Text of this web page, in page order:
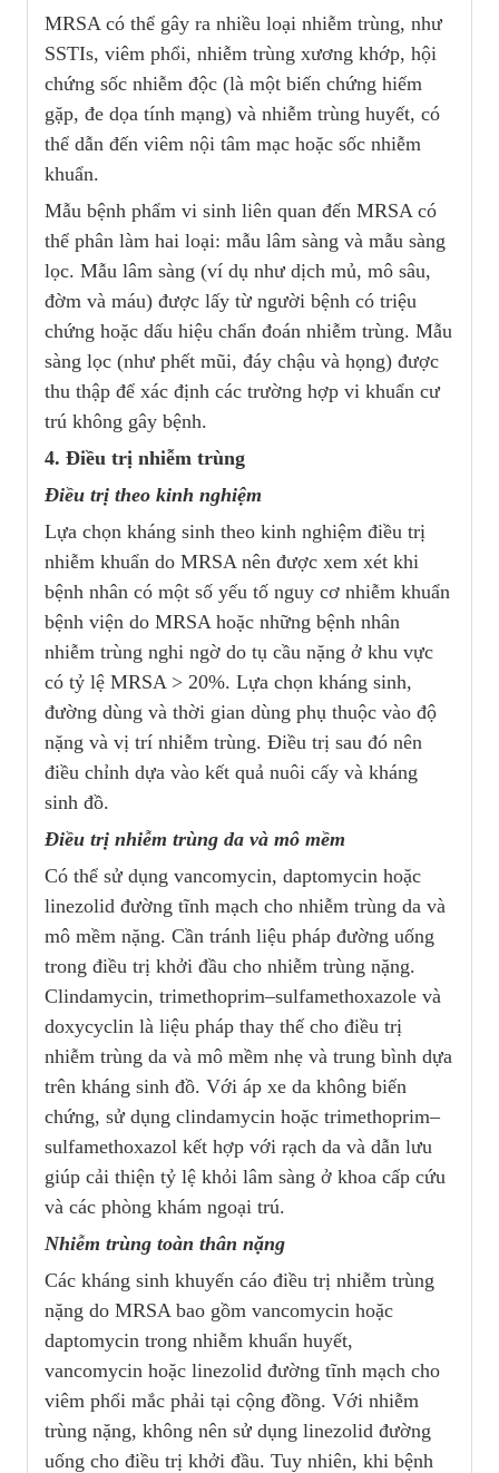
MRSA có thể gây ra nhiều loại nhiễm trùng, như
SSTIs, viêm phổi, nhiễm trùng xương khớp, hội
chứng sốc nhiễm độc (là một biến chứng hiếm
gặp, đe dọa tính mạng) và nhiễm trùng huyết, có
thể dẫn đến viêm nội tâm mạc hoặc sốc nhiễm
khuẩn.
Mẫu bệnh phẩm vi sinh liên quan đến MRSA có
thể phân làm hai loại: mẫu lâm sàng và mẫu sàng
lọc. Mẫu lâm sàng (ví dụ như dịch mủ, mô sâu,
đờm và máu) được lấy từ người bệnh có triệu
chứng hoặc dấu hiệu chẩn đoán nhiễm trùng. Mẫu
sàng lọc (như phết mũi, đáy chậu và họng) được
thu thập để xác định các trường hợp vi khuẩn cư
trú không gây bệnh.
4. Điều trị nhiễm trùng
Điều trị theo kinh nghiệm
Lựa chọn kháng sinh theo kinh nghiệm điều trị
nhiễm khuẩn do MRSA nên được xem xét khi
bệnh nhân có một số yếu tố nguy cơ nhiễm khuẩn
bệnh viện do MRSA hoặc những bệnh nhân
nhiễm trùng nghi ngờ do tụ cầu nặng ở khu vực
có tỷ lệ MRSA > 20%. Lựa chọn kháng sinh,
đường dùng và thời gian dùng phụ thuộc vào độ
nặng và vị trí nhiễm trùng. Điều trị sau đó nên
điều chỉnh dựa vào kết quả nuôi cấy và kháng
sinh đồ.
Điều trị nhiễm trùng da và mô mềm
Có thể sử dụng vancomycin, daptomycin hoặc
linezolid đường tĩnh mạch cho nhiễm trùng da và
mô mềm nặng. Cần tránh liệu pháp đường uống
trong điều trị khởi đầu cho nhiễm trùng nặng.
Clindamycin, trimethoprim–sulfamethoxazole và
doxycyclin là liệu pháp thay thế cho điều trị
nhiễm trùng da và mô mềm nhẹ và trung bình dựa
trên kháng sinh đồ. Với áp xe da không biến
chứng, sử dụng clindamycin hoặc trimethoprim–
sulfamethoxazol kết hợp với rạch da và dẫn lưu
giúp cải thiện tỷ lệ khỏi lâm sàng ở khoa cấp cứu
và các phòng khám ngoại trú.
Nhiễm trùng toàn thân nặng
Các kháng sinh khuyến cáo điều trị nhiễm trùng
nặng do MRSA bao gồm vancomycin hoặc
daptomycin trong nhiễm khuẩn huyết,
vancomycin hoặc linezolid đường tĩnh mạch cho
viêm phổi mắc phải tại cộng đồng. Với nhiễm
trùng nặng, không nên sử dụng linezolid đường
uống cho điều trị khởi đầu. Tuy nhiên, khi bệnh